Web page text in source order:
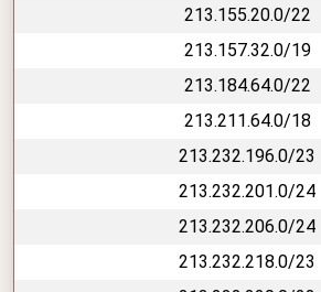
213.155.20.0/22
213.157.32.0/19
213.184.64.0/22
213.211.64.0/18
213.232.196.0/23
213.232.201.0/24
213.232.206.0/24
213.232.218.0/23